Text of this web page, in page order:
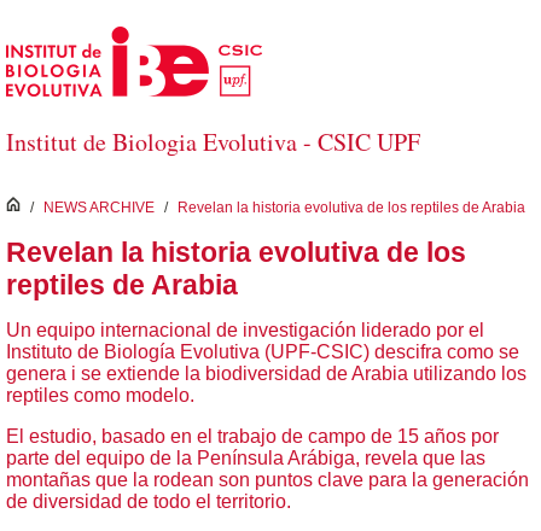
Saltar al contenido principal
Institut de Biologia Evolutiva - CSIC UPF
inici
/ NEWS ARCHIVE / Revelan la historia evolutiva de los reptiles de Arabia
Revelan la historia evolutiva de los
reptiles de Arabia
Un equipo internacional de investigación liderado por el
Instituto de Biología Evolutiva (UPF-CSIC) descifra como se
genera i se extiende la biodiversidad de Arabia utilizando los
reptiles como modelo.
El estudio, basado en el trabajo de campo de 15 años por
parte del equipo de la Península Arábiga, revela que las
montañas que la rodean son puntos clave para la generación
de diversidad de todo el territorio.